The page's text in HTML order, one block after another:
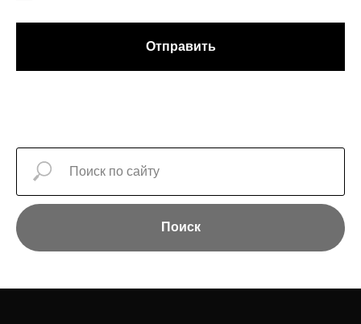
Отправить
Поиск